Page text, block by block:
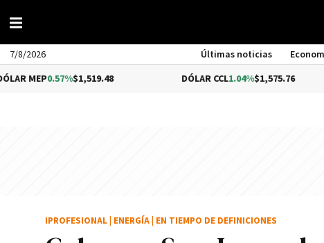
7/8/2026 Últimas noticias
$1,519.48 1.04%$1,575.76
IPROFESIONAL ENERGÍA EN TIEMPO DE DEFINICIONES